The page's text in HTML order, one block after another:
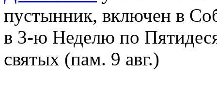
пустынник, включен в
в 3-ю Неделю по
святых (пам. 9 авг.)